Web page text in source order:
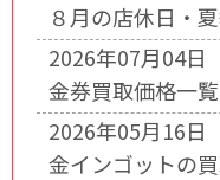
８月の店休日・
2026年07月04日
金券買取価格一
2026年05月16日
金インゴットの